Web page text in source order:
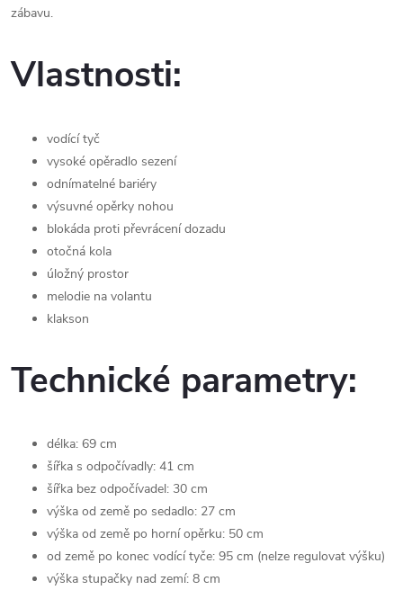
zábavu.
Vlastnosti:
vodící tyč
vysoké opěradlo sezení
odnímatelné bariéry
výsuvné opěrky nohou
blokáda proti převrácení dozadu
otočná kola
úložný prostor
melodie na volantu
klakson
Technické parametry:
délka: 69 cm
šířka s odpočívadly: 41 cm
šířka bez odpočívadel: 30 cm
výška od země po sedadlo: 27 cm
výška od země po horní opěrku: 50 cm
od země po konec vodící tyče: 95 cm (nelze regulovat výšku)
výška stupačky nad zemí: 8 cm